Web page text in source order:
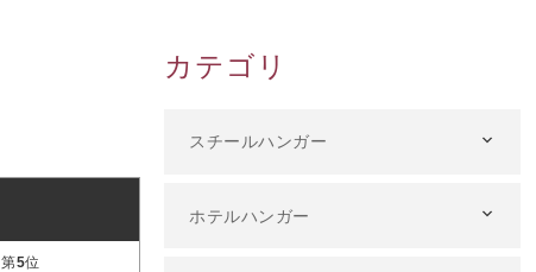
第5位
カテゴリ
スチールハンガー
ホテルハンガー